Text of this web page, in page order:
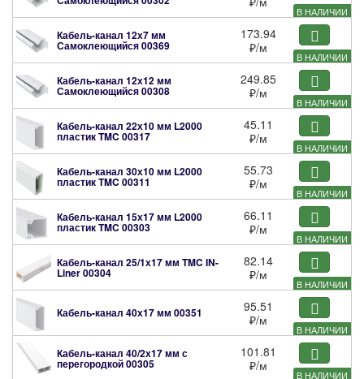
В НАЛИЧИИ
В НАЛИЧИИ
Кабель-канал 12х7 мм
Самоклеющийся00369
173.94
₽/м
В НАЛИЧИИ
Кабель-канал 12х12 мм
Самоклеющийся00308
249.85
₽/м
В НАЛИЧИИ
Кабель-канал 22х10 мм L2000
пластик TMC00317
45.11
₽/м
В НАЛИЧИИ
Кабель-канал 30х10 мм L2000
пластик TMC00311
55.73
₽/м
В НАЛИЧИИ
Кабель-канал 15х17 мм L2000
пластик TMC00303
66.11
₽/м
В НАЛИЧИИ
Кабель-канал 25/1х17 мм TMC IN-
Liner00304
82.14
₽/м
В НАЛИЧИИ
Кабель-канал 40х17 мм00351
95.51
₽/м
В НАЛИЧИИ
Кабель-канал 40/2х17 мм с
перегородкой00305
101.81
₽/м